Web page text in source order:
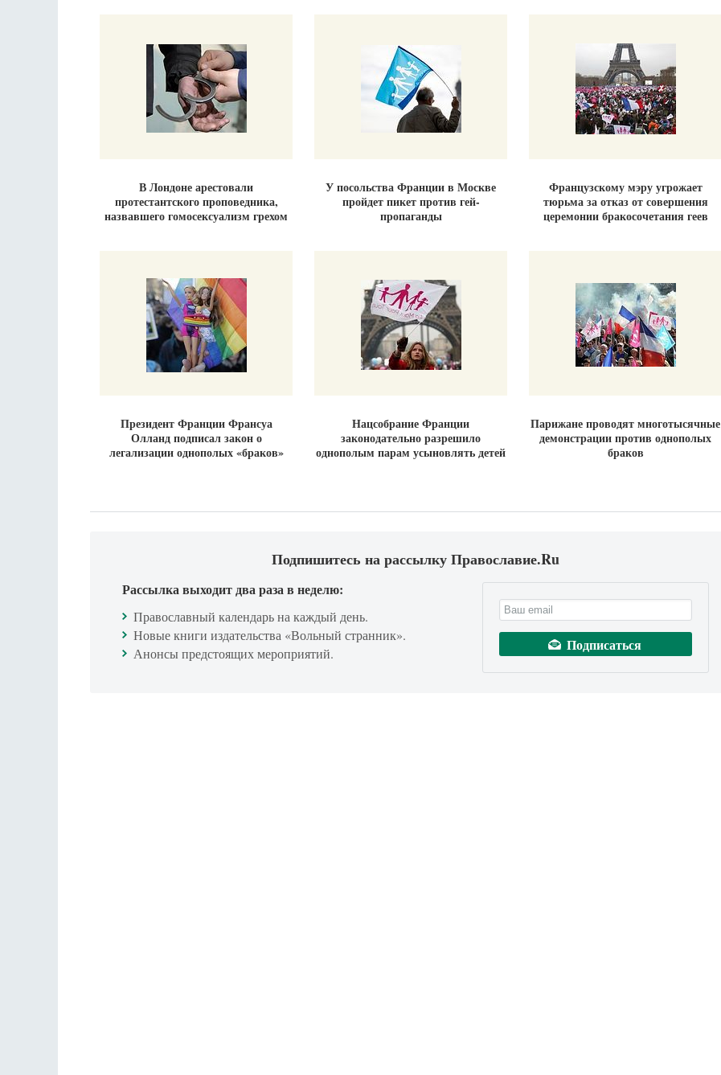
В Лондоне арестовали
протестантского проповедника,
назвавшего гомосексуализм грехом
У посольства Франции в Москве
пройдет пикет против гей-
пропаганды
Французскому мэру угрожает
тюрьма за отказ от совершения
церемонии бракосочетания геев
Президент Франции Франсуа
Олланд подписал закон о
легализации однополых «браков»
Нацсобрание Франции
законодательно разрешило
однополым парам усыновлять детей
Парижане проводят многотысячные
демонстрации против однополых
браков
Подпишитесь на рассылку Православие.Ru
Рассылка выходит два раза в неделю:
Православный календарь на каждый день.
Новые книги издательства «Вольный странник».
Анонсы предстоящих мероприятий.